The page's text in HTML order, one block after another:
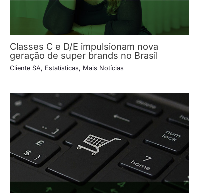
Classes C e D/E impulsionam nova
geração de super brands no Brasil
Cliente SA, Estatísticas, Mais Notícias